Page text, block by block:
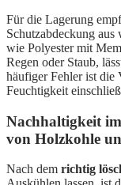
Für die Lagerung
Schutzabdeckung
wie Polyester mit
Regen oder Staub,
häufiger Fehler ist die
Feuchtigkeit
Nachhaltigkeit
von Holzkohle
Nach dem richtig